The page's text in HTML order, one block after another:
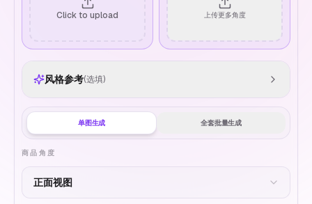
Click to upload 上传更多角度
风格参考(选填)
单图生成 全套批量生成
商品角度